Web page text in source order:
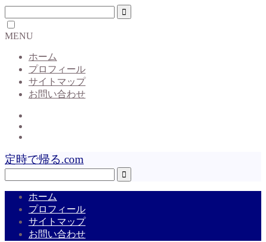
MENU
ホーム
プロフィール
サイトマップ
お問い合わせ
定時で帰る.com
ホーム
プロフィール
サイトマップ
お問い合わせ